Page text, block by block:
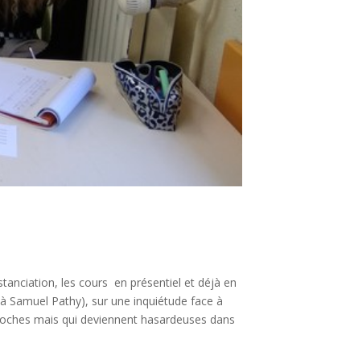
les cours en présentiel et déjà en
Samuel Pathy), sur une inquiétude face à
mais qui deviennent hasardeuses dans